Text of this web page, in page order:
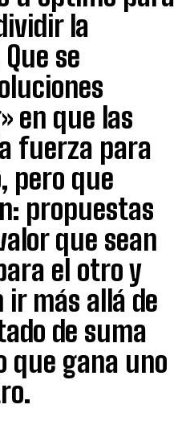
la
se
en que las
fuerza para
pero que
propuestas
que sean
el otro y
más allá de
de suma
que gana uno